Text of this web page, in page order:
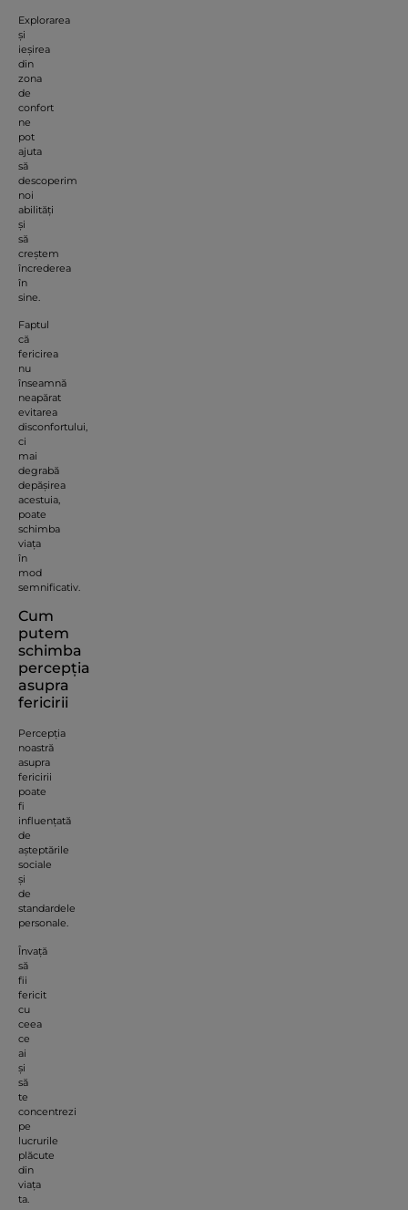
Explorarea
și
ieșirea
din
zona
de
confort
ne
pot
ajuta
să
descoperim
noi
abilități
și
să
creștem
încrederea
în
sine.
Faptul
că
fericirea
nu
înseamnă
neapărat
evitarea
disconfortului,
ci
mai
degrabă
depășirea
acestuia,
poate
schimba
viața
în
mod
semnificativ.
Cum
putem
schimba
percepția
asupra
fericirii
Percepția
noastră
asupra
fericirii
poate
fi
influențată
de
așteptările
sociale
și
de
standardele
personale.
Învață
să
fii
fericit
cu
ceea
ce
ai
și
să
te
concentrezi
pe
lucrurile
plăcute
din
viața
ta.